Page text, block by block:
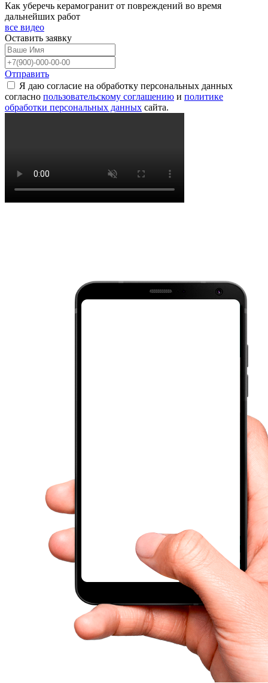
Как уберечь керамогранит от повреждений во время
дальнейших работ
все видео
Оставить заявку
Отправить
Я даю согласие на обработку персональных данных
согласно пользовательскому соглашению и политике
обработки персональных данных сайта.